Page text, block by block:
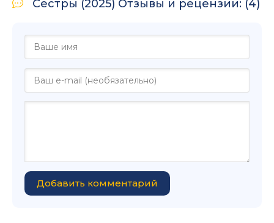
Сестры (2025) Отзывы и рецензии: (4)
Добавить комментарий